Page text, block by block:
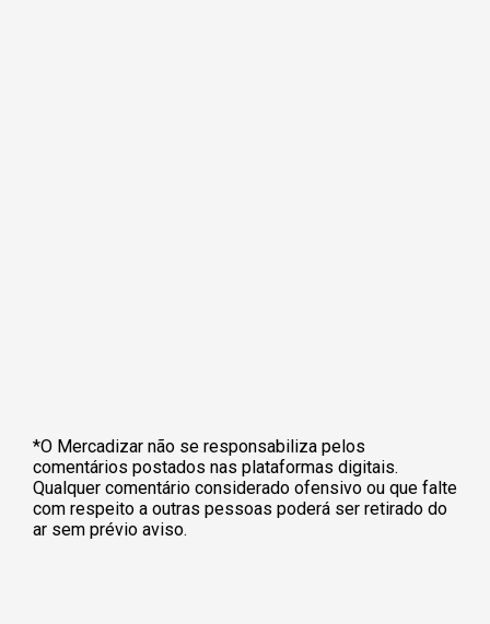
*O Mercadizar não se responsabiliza pelos
comentários postados nas plataformas digitais.
Qualquer comentário considerado ofensivo ou que falte
com respeito a outras pessoas poderá ser retirado do
ar sem prévio aviso.